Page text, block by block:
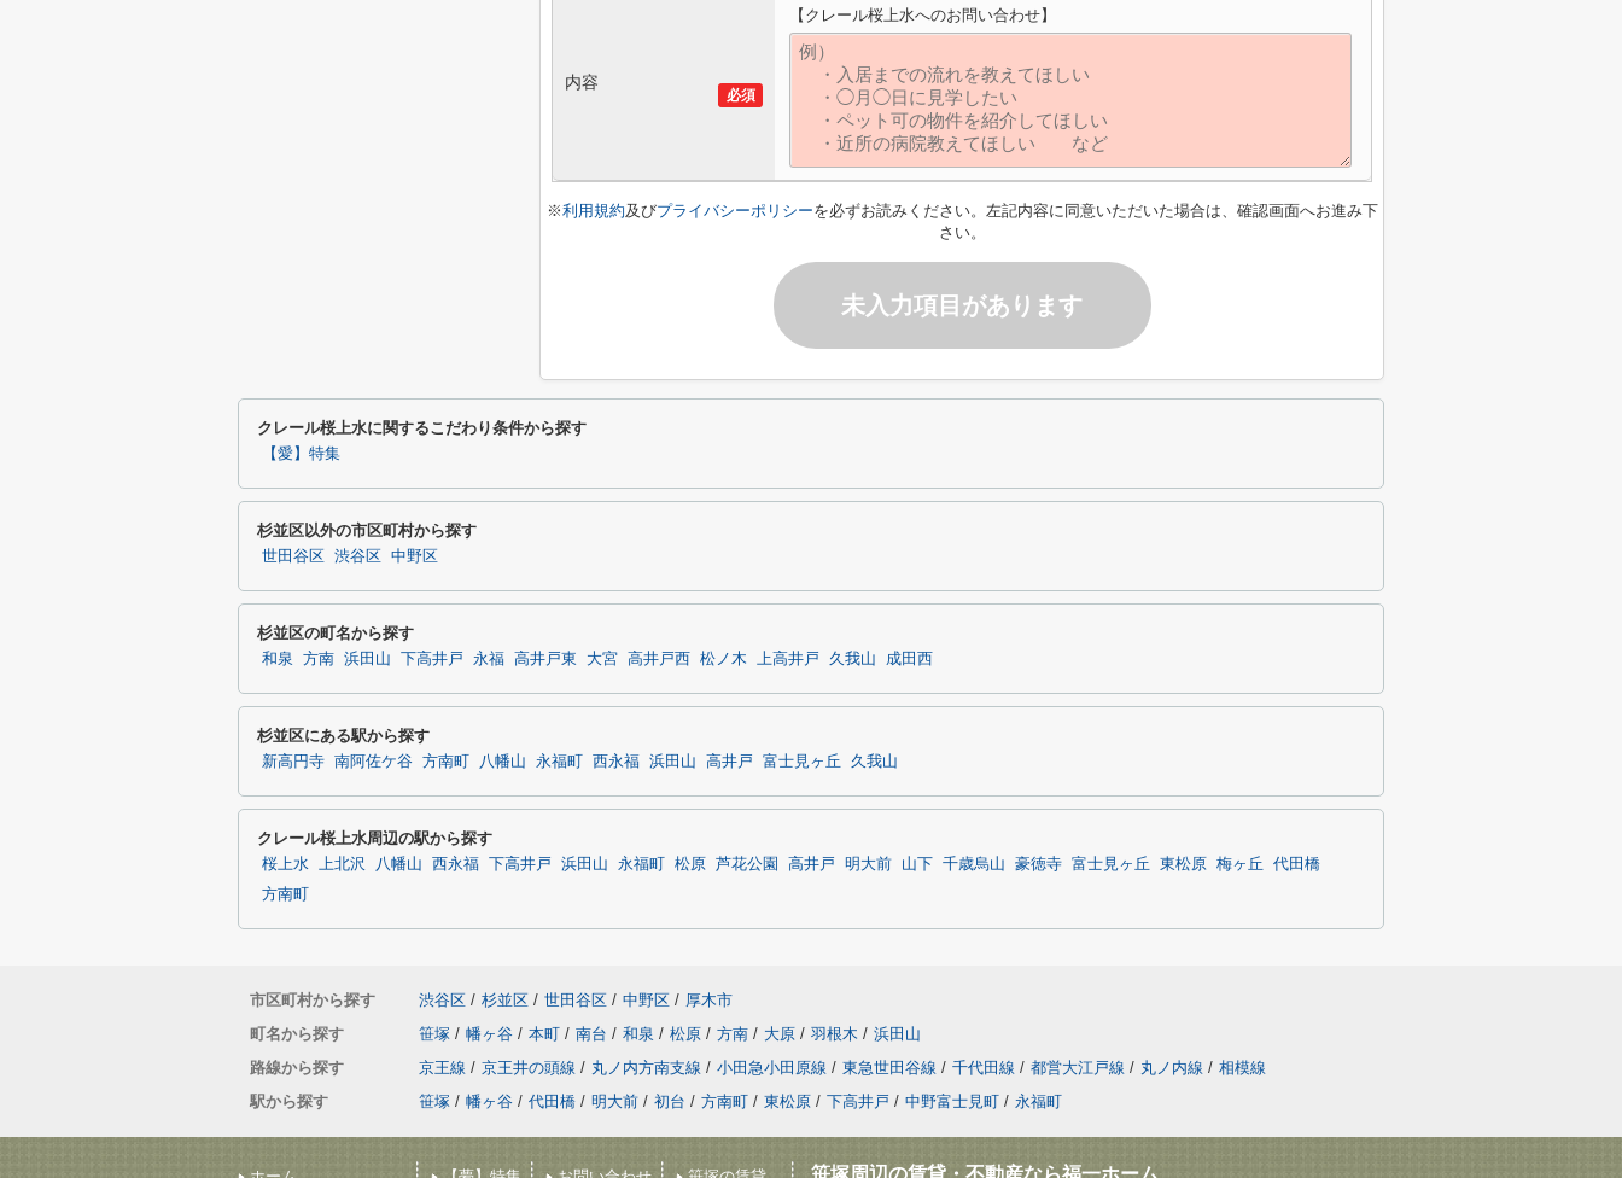
必須
内容
【クレール桜上水へのお問い合わせ】
※利用規約及びプライバシーポリシーを必ずお読みください。左記内容に同意いただいた場合は、確認画面へお進み下
さい。
未入力項目があります
クレール桜上水に関するこだわり条件から探す
【愛】特集
杉並区以外の市区町村から探す
世田谷区 渋谷区 中野区
杉並区の町名から探す
和泉 方南 浜田山 下高井戸 永福 高井戸東 大宮 高井戸西 松ノ木 上高井戸 久我山 成田西
杉並区にある駅から探す
新高円寺 南阿佐ケ谷 方南町 八幡山 永福町 西永福 浜田山 高井戸 富士見ヶ丘 久我山
クレール桜上水周辺の駅から探す
桜上水 上北沢 八幡山 西永福 下高井戸 浜田山 永福町 松原 芦花公園 高井戸 明大前 山下 千歳烏山 豪徳寺 富士見ヶ丘 東松原 梅ヶ丘
代田橋
方南町
市区町村から探す 渋谷区 / 杉並区 / 世田谷区 / 中野区 / 厚木市
町名から探す
笹塚 / 幡ヶ谷 / 本町 / 南台 / 和泉 / 松原 / 方南 / 大原 / 羽根木 / 浜田山
路線から探す
京王線 / 京王井の頭線 / 丸ノ内方南支線 / 小田急小田原線 / 東急世田谷線 / 千代田線 / 都営大江戸線 / 丸ノ内線 / 相模線
駅から探す
笹塚 / 幡ヶ谷 / 代田橋 / 明大前 / 初台 / 方南町 / 東松原 / 下高井戸 / 中野富士見町 / 永福町
笹塚周辺の賃貸・不動産なら福一ホーム